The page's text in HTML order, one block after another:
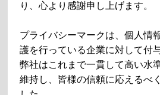
り、心より感謝申し上げます。
プライバシーマークは、個人情
護を行っている企業に対して付
弊社はこれまで一貫して高い水
維持し、皆様の信頼に応えるべ